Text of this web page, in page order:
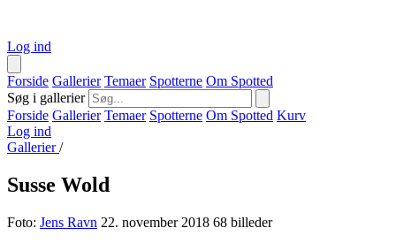
Log ind
Forside Gallerier Temaer Spotterne Om Spotted
Søg i gallerier
Forside Gallerier Temaer Spotterne Om Spotted Kurv
Log ind
Gallerier/
Susse Wold
Foto: Jens Ravn 22. november 2018 68 billeder